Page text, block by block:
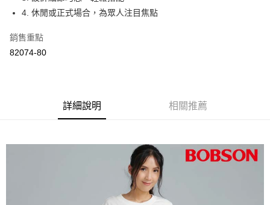
每筆NT$60，滿NT$1,000(含以上)免運費
4. 休閒或正式場合，為眾人注目焦點
銷售重點
82074-80
詳細說明 相關推薦